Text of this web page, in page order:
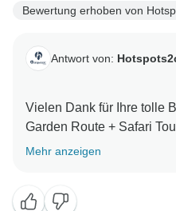
Bewertung erhoben von
Antwort von:
Vielen Dank für Ihre tolle
Garden Route + Safari
hören, dass Sie eine
Denver einen so positiven
Mehr anzeigen